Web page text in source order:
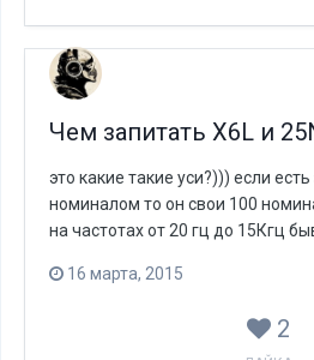
Чем запитать X6L и
это какие такие уси?))) если
номиналом то он свои 100
на частотах от 20 гц до 15Кгц
16 марта, 2015
2